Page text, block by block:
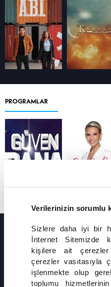
Verilerinizin sorumlu
Sizlere daha iyi bir
İnternet Sitemizde
kişilere ait çerezler
çerezler vasıtasıyla
işlenmekte olup
toplumu
KURULUŞ
PROGRAMLAR
GÜVEN BANA ESRA EROL'DA
YENİ FRAGMANLAR